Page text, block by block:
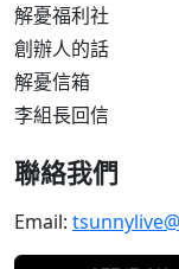
解憂福利社
創辦人的話
解憂信箱
李組長回信
聯絡我們
Email: